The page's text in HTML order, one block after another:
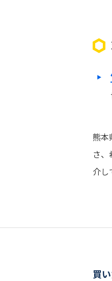
熊本
さ、
介し
買